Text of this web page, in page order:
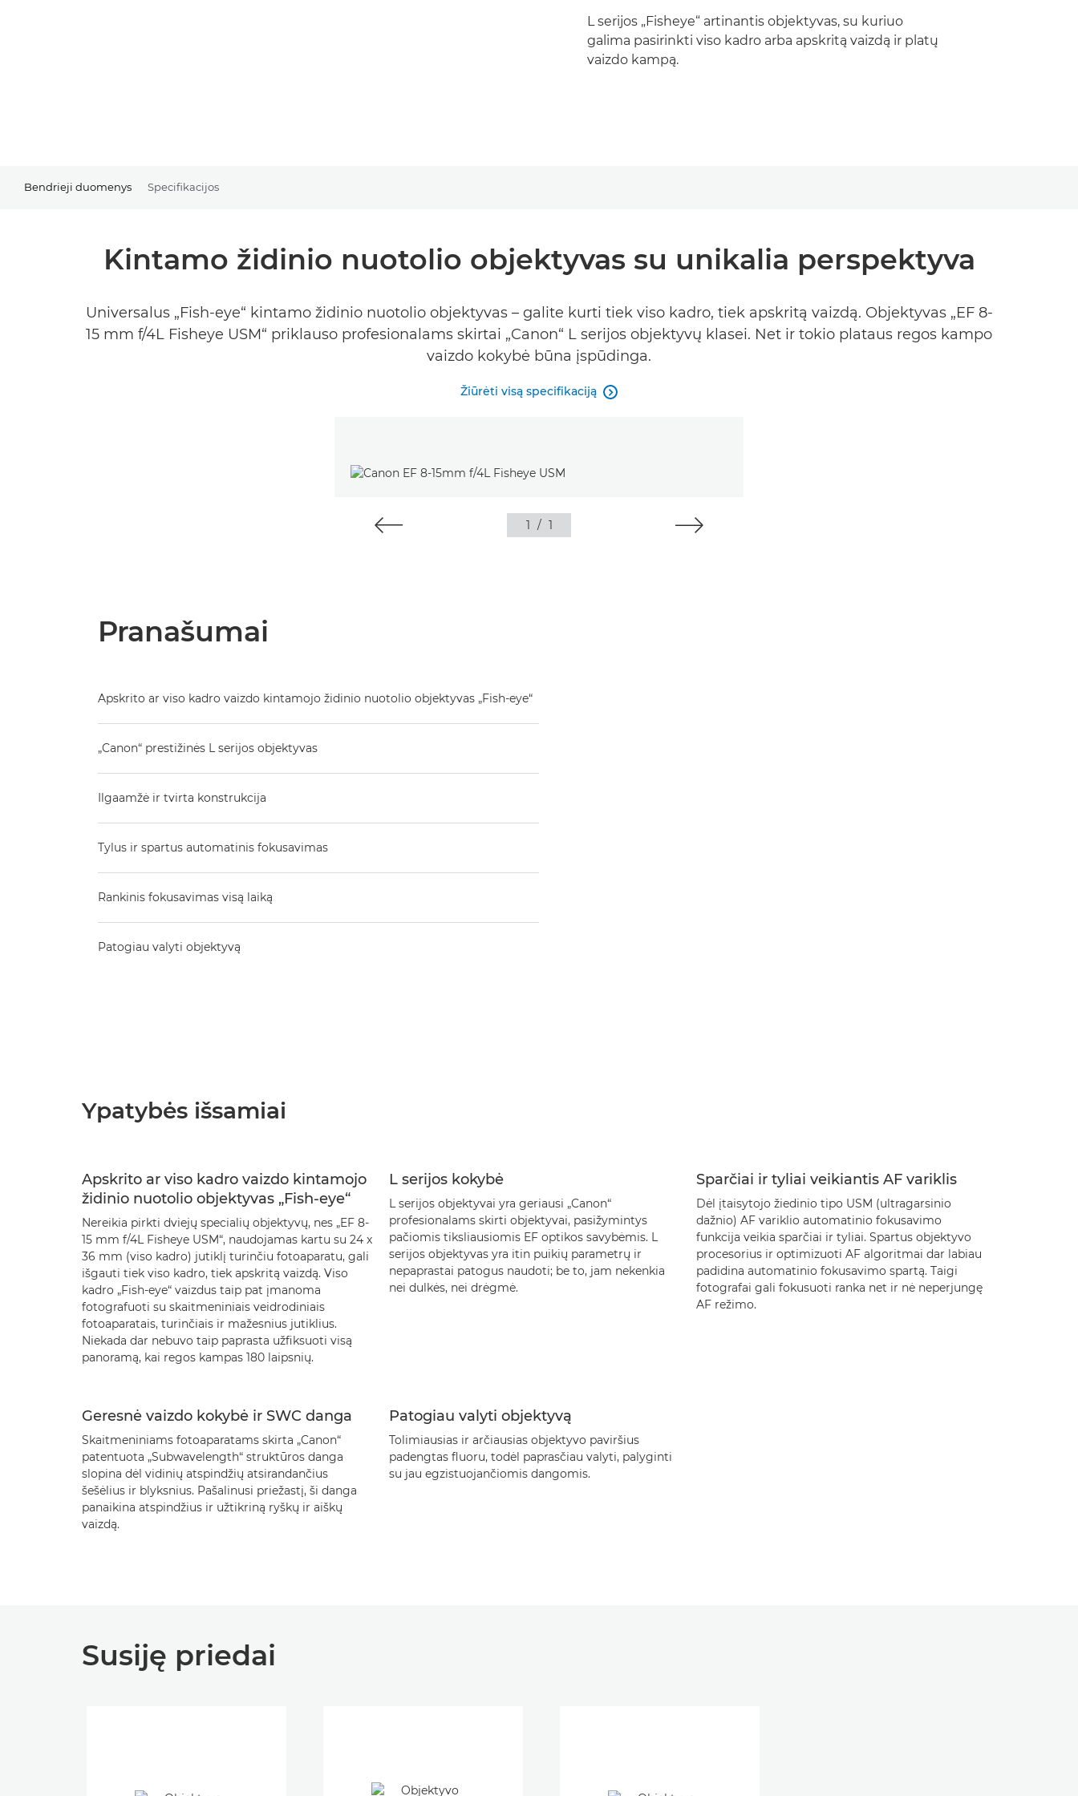
L serijos „Fisheye“ artinantis objektyvas, su kuriuo
galima pasirinkti viso kadro arba apskritą vaizdą ir platų
vaizdo kampą.
Bendrieji duomenys Specifikacijos
Kintamo židinio nuotolio objektyvas su unikalia perspektyva
Universalus „Fish-eye“ kintamo židinio nuotolio objektyvas – galite kurti tiek viso kadro, tiek apskritą vaizdą. Objektyvas „EF 8-
15 mm f/4L Fisheye USM“ priklauso profesionalams skirtai „Canon“ L serijos objektyvų klasei. Net ir tokio plataus regos kampo
vaizdo kokybė būna įspūdinga.
Žiūrėti visą specifikaciją 
1 / 1
Pranašumai
Apskrito ar viso kadro vaizdo kintamojo židinio nuotolio objektyvas „Fish-eye“
„Canon“ prestižinės L serijos objektyvas
Ilgaamžė ir tvirta konstrukcija
Tylus ir spartus automatinis fokusavimas
Rankinis fokusavimas visą laiką
Patogiau valyti objektyvą
Ypatybės išsamiai
Apskrito ar viso kadro vaizdo kintamojo
židinio nuotolio objektyvas „Fish-eye“
Nereikia pirkti dviejų specialių objektyvų, nes „EF 8-
15 mm f/4L Fisheye USM“, naudojamas kartu su 24 x
36 mm (viso kadro) jutiklį turinčiu fotoaparatu, gali
išgauti tiek viso kadro, tiek apskritą vaizdą. Viso
kadro „Fish-eye“ vaizdus taip pat įmanoma
fotografuoti su skaitmeniniais veidrodiniais
fotoaparatais, turinčiais ir mažesnius jutiklius.
Niekada dar nebuvo taip paprasta užfiksuoti visą
panoramą, kai regos kampas 180 laipsnių.
L serijos kokybė
L serijos objektyvai yra geriausi „Canon“
profesionalams skirti objektyvai, pasižymintys
pačiomis tiksliausiomis EF optikos savybėmis. L
serijos objektyvas yra itin puikių parametrų ir
nepaprastai patogus naudoti; be to, jam nekenkia
nei dulkės, nei drėgmė.
Sparčiai ir tyliai veikiantis AF variklis
Dėl įtaisytojo žiedinio tipo USM (ultragarsinio
dažnio) AF variklio automatinio fokusavimo
funkcija veikia sparčiai ir tyliai. Spartus objektyvo
procesorius ir optimizuoti AF algoritmai dar labiau
padidina automatinio fokusavimo spartą. Taigi
fotografai gali fokusuoti ranka net ir nė neperjungę
AF režimo.
Geresnė vaizdo kokybė ir SWC danga
Skaitmeniniams fotoaparatams skirta „Canon“
patentuota „Subwavelength“ struktūros danga
slopina dėl vidinių atspindžių atsirandančius
šešėlius ir blyksnius. Pašalinusi priežastį, ši danga
panaikina atspindžius ir užtikriną ryškų ir aiškų
vaizdą.
Patogiau valyti objektyvą
Tolimiausias ir arčiausias objektyvo paviršius
padengtas fluoru, todėl paprasčiau valyti, palyginti
su jau egzistuojančiomis dangomis.
Susiję priedai